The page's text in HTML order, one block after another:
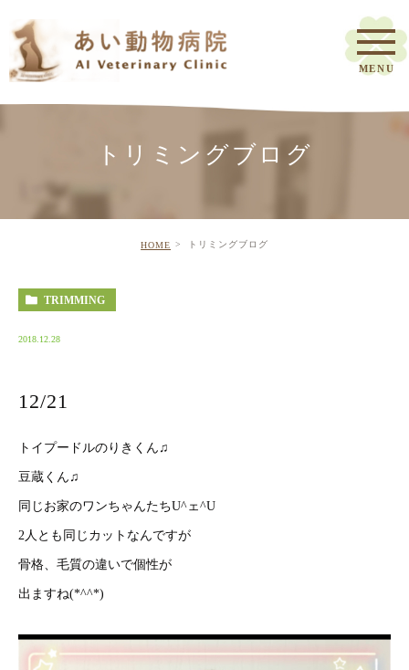
トリミングブログ
HOME トリミングブログ
TRIMMING
2018.12.28
12/21
トイプードルのりきくん♫
豆蔵くん♫
同じお家のワンちゃんたちU^ェ^U
2人とも同じカットなんですが
骨格、毛質の違いで個性が
出ますね(*^^*)